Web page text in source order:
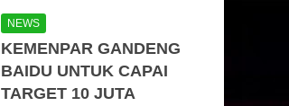
NEWS
KEMENPAR GANDENG
BAIDU UNTUK CAPAI
TARGET 10 JUTA